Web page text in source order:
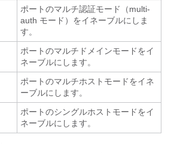
ポートのマルチ認証モード（multi-
auth モード）をイネーブルにしま
す。
ポートのマルチドメインモードをイ
ネーブルにします。
ポートのマルチホストモードをイネ
ーブルにします。
ポートのシングルホストモードをイ
ネーブルにします。